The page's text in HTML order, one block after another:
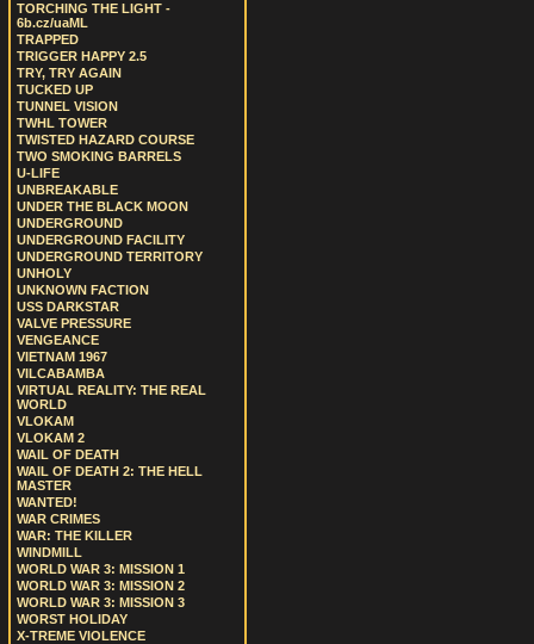
TORCHING THE LIGHT -
6b.cz/uaML
TRAPPED
TRIGGER HAPPY 2.5
TRY, TRY AGAIN
TUCKED UP
TUNNEL VISION
TWHL TOWER
TWISTED HAZARD COURSE
TWO SMOKING BARRELS
U-LIFE
UNBREAKABLE
UNDER THE BLACK MOON
UNDERGROUND
UNDERGROUND FACILITY
UNDERGROUND TERRITORY
UNHOLY
UNKNOWN FACTION
USS DARKSTAR
VALVE PRESSURE
VENGEANCE
VIETNAM 1967
VILCABAMBA
VIRTUAL REALITY: THE REAL
WORLD
VLOKAM
VLOKAM 2
WAIL OF DEATH
WAIL OF DEATH 2: THE HELL
MASTER
WANTED!
WAR CRIMES
WAR: THE KILLER
WINDMILL
WORLD WAR 3: MISSION 1
WORLD WAR 3: MISSION 2
WORLD WAR 3: MISSION 3
WORST HOLIDAY
X-TREME VIOLENCE